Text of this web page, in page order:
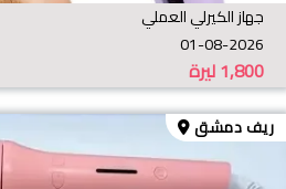
جهاز الكيرلي العملي
01-08-2026
ليرة1,800
ريف دمشق